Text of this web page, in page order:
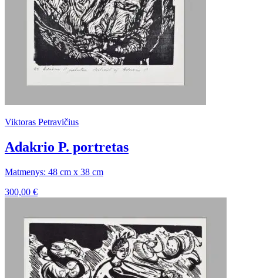
Viktoras Petravičius
Adakrio P. portretas
Matmenys: 48 cm x 38 cm
300,00 €